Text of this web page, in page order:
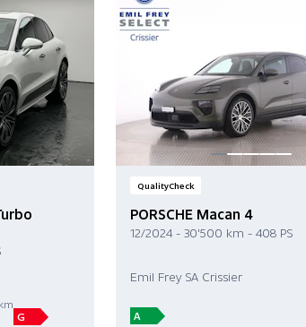
G
QualityCheck
PORSCHE Macan 4
12/2024 - 30'500 km - 408 PS
Emil Frey SA Crissier
A